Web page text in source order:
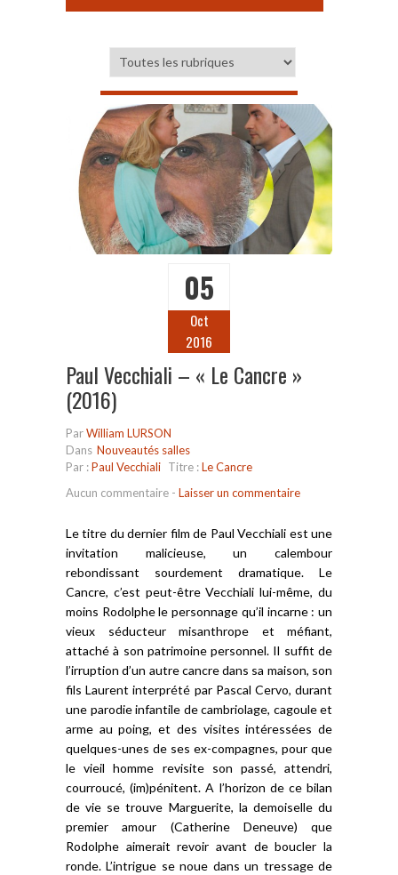
05
Oct
2016
Paul Vecchiali – « Le Cancre »
(2016)
ParWilliam LURSON
Dans Nouveautés salles
Par :Paul Vecchiali Titre :Le Cancre
Aucun commentaire - Laisser un commentaire
Le titre du dernier film de Paul Vecchiali est une
invitation malicieuse, un calembour
rebondissant sourdement dramatique. Le
Cancre, c’est peut-être Vecchiali lui-même, du
moins Rodolphe le personnage qu’il incarne : un
vieux séducteur misanthrope et méfiant,
attaché à son patrimoine personnel. Il suffit de
l’irruption d’un autre cancre dans sa maison, son
fils Laurent interprété par Pascal Cervo, durant
une parodie infantile de cambriolage, cagoule et
arme au poing, et des visites intéressées de
quelques-unes de ses ex-compagnes, pour que
le vieil homme revisite son passé, attendri,
courroucé, (im)pénitent. A l’horizon de ce bilan
de vie se trouve Marguerite, la demoiselle du
premier amour (Catherine Deneuve) que
Rodolphe aimerait revoir avant de boucler la
ronde. L’intrigue se noue dans un tressage de